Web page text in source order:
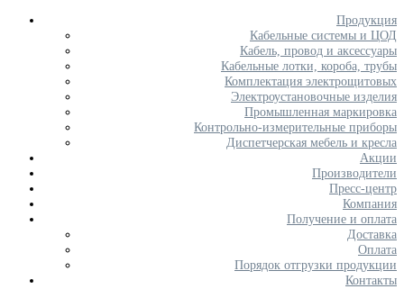
Продукция
Кабельные системы и ЦОД
Кабель, провод и аксессуары
Кабельные лотки, короба, трубы
Комплектация электрощитовых
Электроустановочные изделия
Промышленная маркировка
Контрольно-измерительные приборы
Диспетчерская мебель и кресла
Акции
Производители
Пресс-центр
Компания
Получение и оплата
Доставка
Оплата
Порядок отгрузки продукции
Контакты